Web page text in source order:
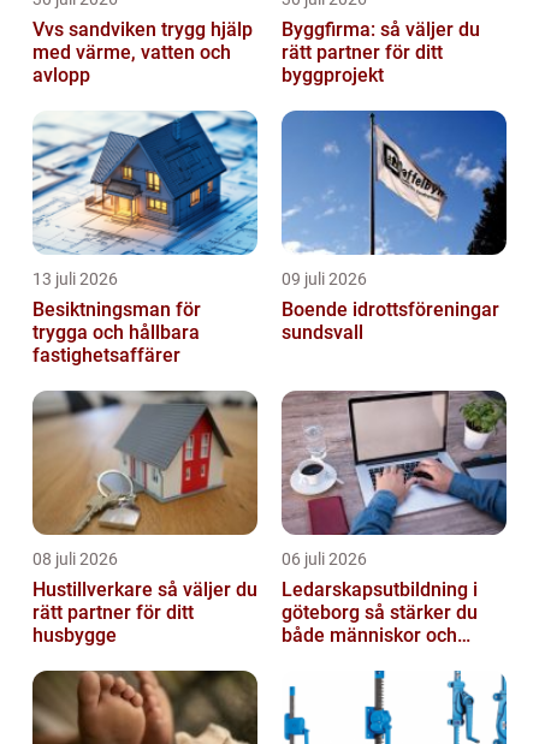
Vvs sandviken trygg hjälp
med värme, vatten och
avlopp
Byggfirma: så väljer du
rätt partner för ditt
byggprojekt
13 juli 2026
Besiktningsman för
trygga och hållbara
fastighetsaffärer
09 juli 2026
Boende idrottsföreningar
sundsvall
08 juli 2026
Hustillverkare så väljer du
rätt partner för ditt
husbygge
06 juli 2026
Ledarskapsutbildning i
göteborg så stärker du
både människor och